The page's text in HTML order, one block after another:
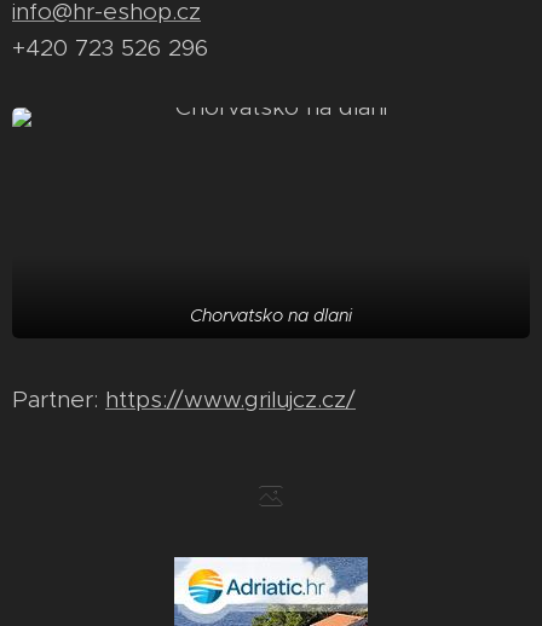
info@hr-eshop.cz
+420 723 526 296
Chorvatsko na dlani
Partner: https://www.grilujcz.cz/